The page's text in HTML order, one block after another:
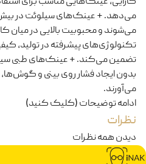
می‌شوند و محبوبیت بالایی در میان
تکنولوژی‌های پیشرفته در تولید،
تضمین می‌کند. + عینک‌های طبی
بدون ایجاد فشار روی بینی و گوش‌ها،
می‌آورند.
ادامه توضیحات (کلیک کنید)
نظرات
دیدن همه نظرات